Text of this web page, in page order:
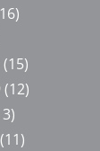
(15)
(12)
(11)